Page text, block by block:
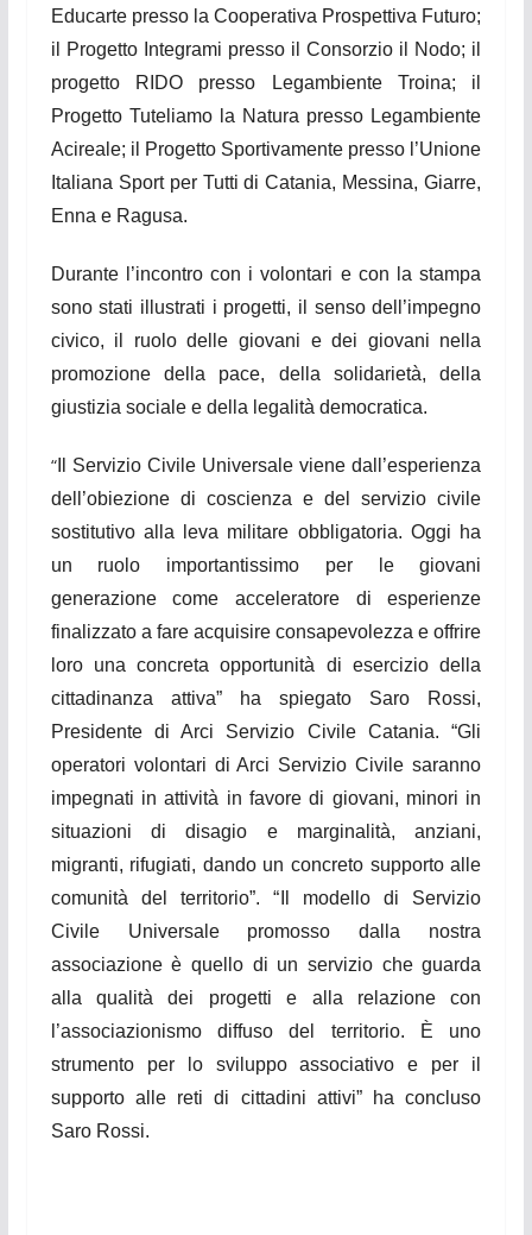
Educarte presso la Cooperativa Prospettiva Futuro;
il Progetto Integrami presso il Consorzio il Nodo; il
progetto RIDO presso Legambiente Troina; il
Progetto Tuteliamo la Natura presso Legambiente
Acireale; il Progetto Sportivamente presso l’Unione
Italiana Sport per Tutti di Catania, Messina, Giarre,
Enna e Ragusa.
Durante l’incontro con i volontari e con la stampa
sono stati illustrati i progetti, il senso dell’impegno
civico, il ruolo delle giovani e dei giovani nella
promozione della pace, della solidarietà, della
giustizia sociale edella legalità democratica.
“Il Servizio Civile Universale viene dall’esperienza
dell’obiezione di coscienza e del servizio civile
sostitutivo alla leva militare obbligatoria. Oggi ha
un ruolo importantissimo per le giovani
generazione come acceleratore di esperienze
finalizzato a fare acquisire consapevolezza e offrire
loro una concreta opportunità di esercizio della
cittadinanza attiva”ha spiegato Saro Rossi,
Presidente di Arci Servizio Civile Catania. “Gli
operatori volontari di Arci Servizio Civile saranno
impegnati in attività in favore di giovani, minori in
situazioni di disagio e marginalità, anziani,
migranti, rifugiati, dando un concreto supporto alle
comunità del territorio”. “ Il modello di Servizio
Civile Universale promosso dalla nostra
associazione è quello di un servizio che guarda
alla qualità dei progetti e alla relazione con
l’associazionismo diffuso del territorio. È uno
strumento per lo sviluppo associativo e per il
supporto alle reti di cittadini attivi”
ha concluso
Saro Rossi.